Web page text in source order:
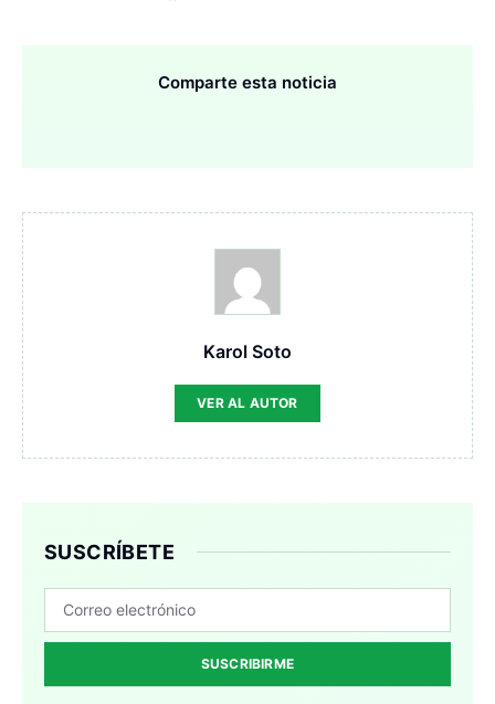
Comparte esta noticia
Karol Soto
VER AL AUTOR
SUSCRÍBETE
SUSCRIBIRME